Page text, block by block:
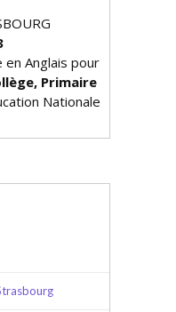
en Anglais pour
Primaire
Nationale